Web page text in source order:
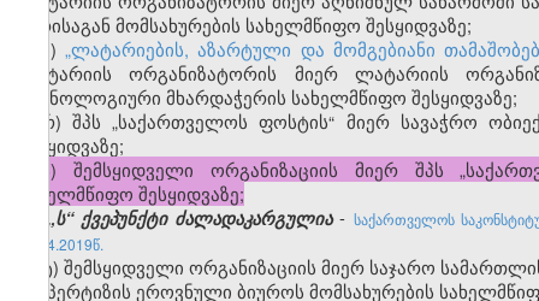
პირისაგან მომსახურების სახელმწიფო შესყიდვაზე;
ჟ)„ლატარიების, აზარტული და მომგებიანი
ლატარიის ორგანიზატორის მიერ ლატარიის
ტექნოლოგიური მხარდაჭერის სახელმწიფო შესყიდვაზე;
რ) შპს „საქართველოს ფოსტის“ მიერ სავაჭრო
შესყიდვაზე;
ს) შემსყიდველი ორგანიზაციის მიერ შპს
სახელმწიფო შესყიდვაზე;
(„ს“ ქვეპუნქტი ძალადაკარგულია- საქართველოს
23.04.2019წ.
ტ) შემსყიდველი ორგანიზაციის მიერ საჯარო
ექსპერტიზის ეროვნული ბიუროს მომსახურების